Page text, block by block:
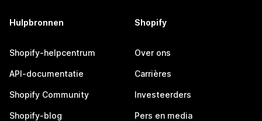
Hulpbronnen
Shopify-helpcentrum
API-documentatie
Shopify Community
Shopify-blog
Shopify
Over ons
Carrières
Investeerders
Pers en media